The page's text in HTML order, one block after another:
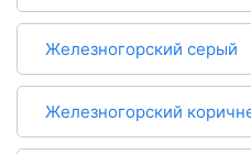
Железногорский серый
Железногорский